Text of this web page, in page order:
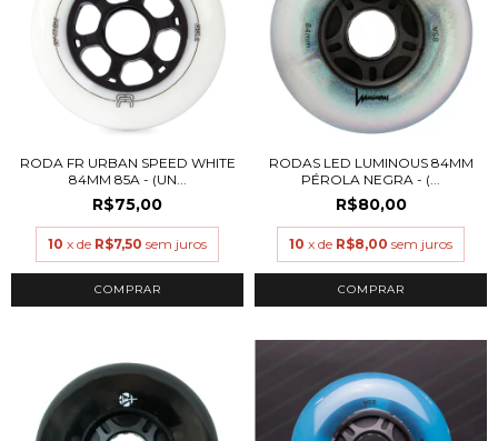
RODA FR URBAN SPEED WHITE
84MM 85A - (UN...
R$75,00
10 x de R$7,50 sem juros
RODAS LED LUMINOUS 84MM
PÉROLA NEGRA - (...
R$80,00
10 x de R$8,00 sem juros